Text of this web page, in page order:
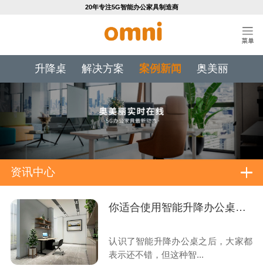
20年专注5G智能办公家具制造商
升降桌 解决方案 案例新闻 奥美丽
资讯中心
你适合使用智能升降办公桌吗？
认识了智能升降办公桌之后，大家都
表示还不错，但这种智...